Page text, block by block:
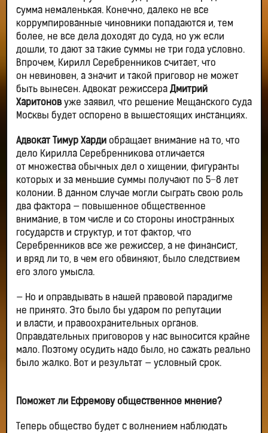
сумма немаленькая. Конечно, далеко не все
коррумпированные чиновники попадаются и, тем
более, не все дела доходят до суда, но уж если
дошли, то дают за такие суммы не три года условно.
Впрочем, Кирилл Серебренников считает, что
он невиновен, а значит и такой приговор не может
быть вынесен. Адвокат режиссера Дмитрий
Харитонов уже заявил, что решение Мещанского суда
Москвы будет оспорено в вышестоящих инстанциях.
Адвокат Тимур Харди обращает внимание на то, что
дело Кирилла Серебренникова отличается
от множества обычных дел о хищении, фигуранты
которых и за меньшие суммы получают по 5−8 лет
колонии. В данном случае могли сыграть свою роль
два фактора — повышенное общественное
внимание, в том числе и со стороны иностранных
государств и структур, и тот фактор, что
Серебренников все же режиссер, а не финансист,
и вряд ли то, в чем его обвиняют, было следствием
его злого умысла.
— Но и оправдывать в нашей правовой парадигме
не принято. Это было бы ударом по репутации
и власти, и правоохранительных органов.
Оправдательных приговоров у нас выносится крайне
мало. Поэтому осудить надо было, но сажать реально
было жалко. Вот и результат — условный срок.
Поможет ли Ефремову общественное мнение?
Теперь общество будет с волнением наблюдать